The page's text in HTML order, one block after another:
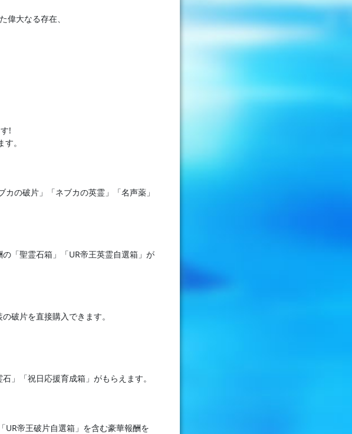
偉大なる存在、
!
。
の破片」「ネブカの英霊」「名声薬」
「聖霊石箱」「UR帝王英霊自選箱」が
破片を直接購入できます。
」「祝日応援育成箱」がもらえます。
UR帝王破片自選箱」を含む豪華報酬を